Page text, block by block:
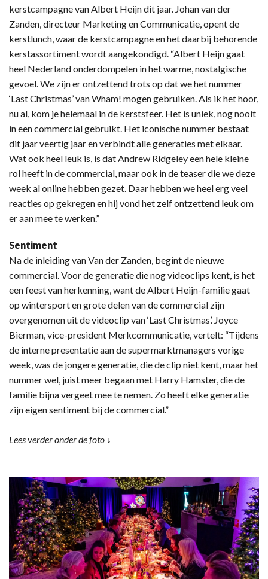
kerstcampagne van Albert Heijn dit jaar. Johan van der
Zanden, directeur Marketing en Communicatie, opent de
kerstlunch, waar de kerstcampagne en het daarbij behorende
kerstassortiment wordt aangekondigd. “Albert Heijn gaat
heel Nederland onderdompelen in het warme, nostalgische
gevoel. We zijn er ontzettend trots op dat we het nummer
‘Last Christmas’ van Wham! mogen gebruiken. Als ik het hoor,
nu al, kom je helemaal in de kerstsfeer. Het is uniek, nog nooit
in een commercial gebruikt. Het iconische nummer bestaat
dit jaar veertig jaar en verbindt alle generaties met elkaar.
Wat ook heel leuk is, is dat Andrew Ridgeley een hele kleine
rol heeft in de commercial, maar ook in de teaser die we deze
week al online hebben gezet. Daar hebben we heel erg veel
reacties op gekregen en hij vond het zelf ontzettend leuk om
er aan mee te werken.”
Sentiment
Na de inleiding van Van der Zanden, begint de nieuwe
commercial. Voor de generatie die nog videoclips kent, is het
een feest van herkenning, want de Albert Heijn-familie gaat
op wintersport en grote delen van de commercial zijn
overgenomen uit de videoclip van ‘Last Christmas’. Joyce
Bierman, vice-president Merkcommunicatie, vertelt: “Tijdens
de interne presentatie aan de supermarktmanagers vorige
week, was de jongere generatie, die de clip niet kent, maar het
nummer wel, juist meer begaan met Harry Hamster, die de
familie bijna vergeet mee te nemen. Zo heeft elke generatie
zijn eigen sentiment bij de commercial.”
Lees verder onder de foto ↓